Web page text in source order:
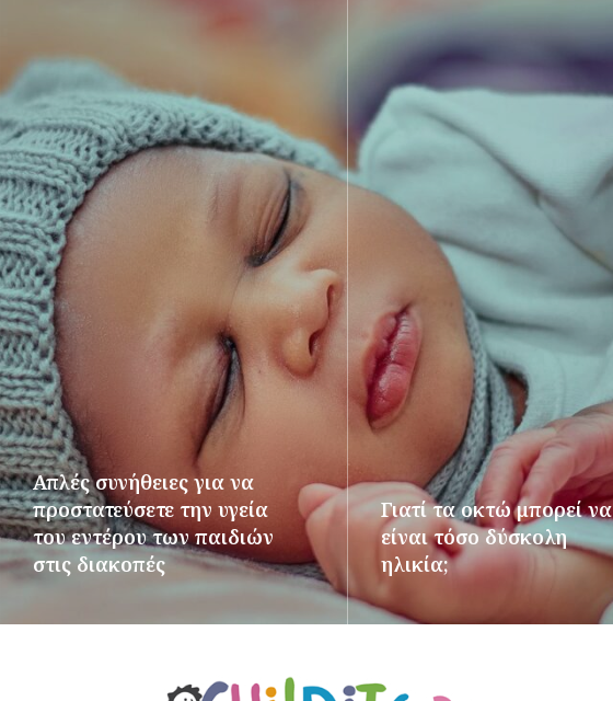
Απλές συνήθειες για να
προστατεύσετε την υγεία
του εντέρου των παιδιών
στις διακοπές
Γιατί τα οκτώ μπορεί να
είναι τόσο δύσκολη
ηλικία;
ΠΕΡΙΣΣΌΤΕΡΑ